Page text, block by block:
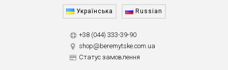
Українська Russian
+38 (044) 333-39-90
shop@beremytske.com.ua
Статус замовлення